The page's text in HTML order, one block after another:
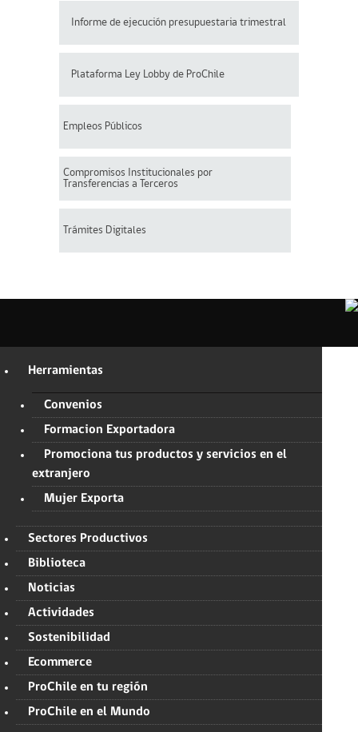
Informe de ejecución presupuestaria trimestral
Plataforma Ley Lobby de ProChile
Empleos Públicos
Compromisos Institucionales por
Transferencias a Terceros
Trámites Digitales
Herramientas
Convenios
Formacion Exportadora
Promociona tus productos y servicios en el
extranjero
Mujer Exporta
Sectores Productivos
Biblioteca
Noticias
Actividades
Sostenibilidad
Ecommerce
ProChile en tu región
ProChile en el Mundo